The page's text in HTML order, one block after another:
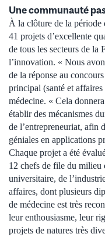
Une communauté
À la clôture de la période
41 projets d’excellente
de tous les secteurs de la
l’innovation. « Nous
de la réponse au
principal (santé et
médecine. « Cela
établir des mécanismes
de l’entrepreneuriat, afin
géniales en applications
Chaque projet a été
12 chefs de file du milieu
universitaire, de
affaires, dont plusieurs
de médecine est très
leur enthousiasme, leur
projets de natures très